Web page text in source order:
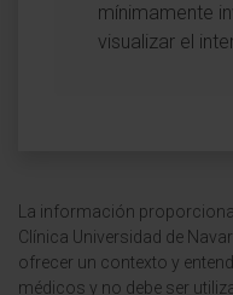
mínimamente
visualizar el
La información
Clínica Universidad de
ofrecer un contexto y
médicos y no debe ser